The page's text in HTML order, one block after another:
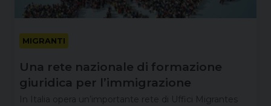
MIGRANTI
Una rete nazionale di formazione
giuridica per l’immigrazione
In Italia opera un’importante rete di Uffici Migrantes